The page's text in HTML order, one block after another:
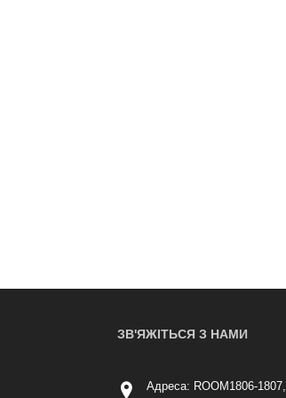
ЗВ'ЯЖІТЬСЯ З НАМИ
Адреса: ROOM1806-1807,